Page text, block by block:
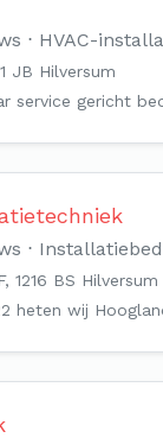
HVAC-
JB Hilversum
service gericht
1216 BS Hilversum
heten wij